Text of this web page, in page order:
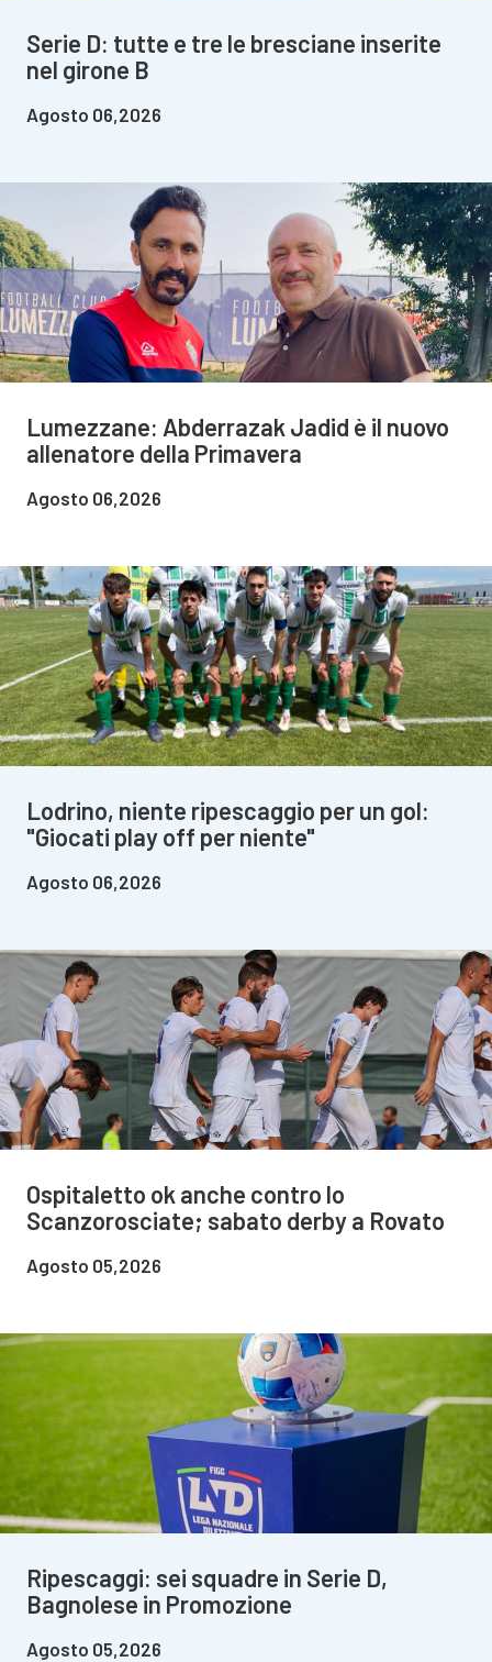
Serie D: tutte e tre le bresciane inserite
nel girone B
Agosto 06,2026
Lumezzane: Abderrazak Jadid è il nuovo
allenatore della Primavera
Agosto 06,2026
Lodrino, niente ripescaggio per un gol:
"Giocati play off per niente"
Agosto 06,2026
Ospitaletto ok anche contro lo
Scanzorosciate; sabato derby a Rovato
Agosto 05,2026
Ripescaggi: sei squadre in Serie D,
Bagnolese in Promozione
Agosto 05,2026